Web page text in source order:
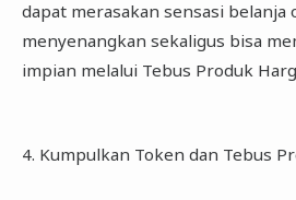
dapat merasakan sensasi belanja
menyenangkan sekaligus bisa
impian melalui Tebus Produk
4. Kumpulkan Token dan Tebus